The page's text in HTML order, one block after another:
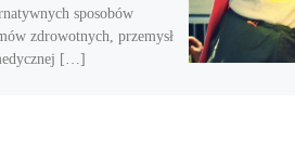
sposobów
zdrowotnych, przemysł
[…]